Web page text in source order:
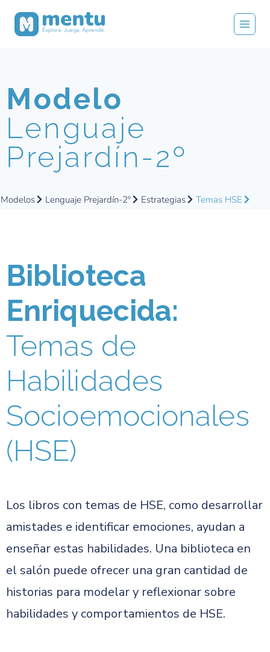
Modelo
Lenguaje
Prejardín-2º
Modelos Lenguaje Prejardín-2º Estrategias Temas HSE
Biblioteca
Enriquecida:
Temas de
Habilidades
Socioemocionales
(HSE)
Los libros con temas de HSE, como desarrollar
amistades e identificar emociones, ayudan a
enseñar estas habilidades. Una biblioteca en
el salón puede ofrecer una gran cantidad de
historias para modelar y reflexionar sobre
habilidades y comportamientos de HSE.